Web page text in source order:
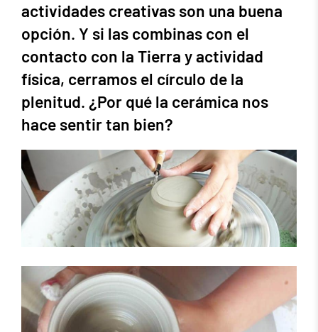
actividades creativas son una buena
opción. Y si las combinas con el
contacto con la Tierra y actividad
física, cerramos el círculo de la
plenitud. ¿Por qué la cerámica nos
hace sentir tan bien?